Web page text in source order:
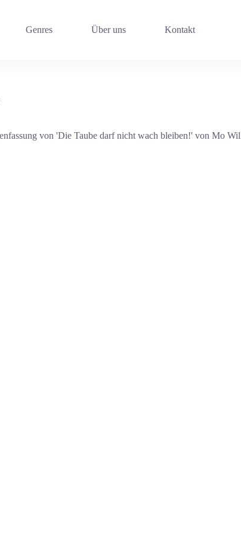
Genres Über uns Kontakt